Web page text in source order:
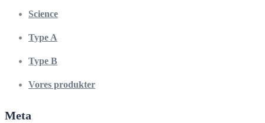
Science
Type A
Type B
Vores produkter
Meta